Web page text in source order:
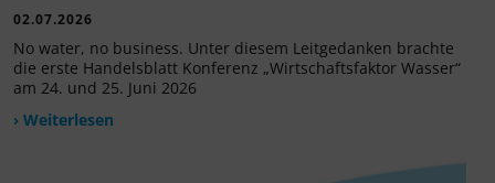
02.07.2026
No water, no business. Unter diesem Leitgedanken brachte
die erste Handelsblatt Konferenz „Wirtschaftsfaktor Wasser“
am 24. und 25. Juni 2026
› Weiterlesen